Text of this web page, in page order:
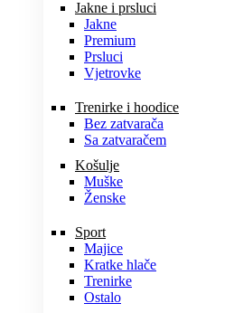
Jakne i prsluci
Jakne
Premium
Prsluci
Vjetrovke
Trenirke i hoodice
Bez zatvarača
Sa zatvaračem
Košulje
Muške
Ženske
Sport
Majice
Kratke hlače
Trenirke
Ostalo